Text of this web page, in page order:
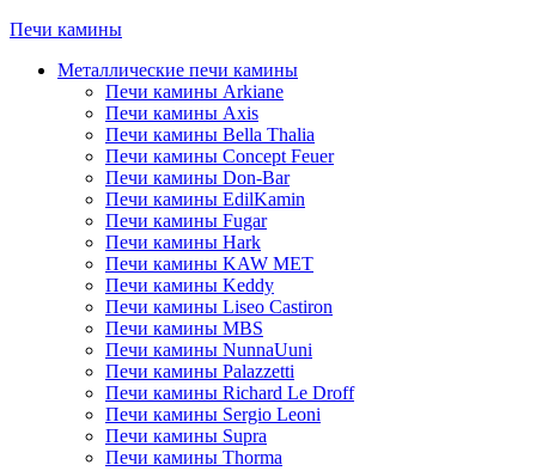
Печи камины
Металлические печи камины
Печи камины Arkiane
Печи камины Axis
Печи камины Bella Thalia
Печи камины Concept Feuer
Печи камины Don-Bar
Печи камины EdilKamin
Печи камины Fugar
Печи камины Hark
Печи камины KAW MET
Печи камины Keddy
Печи камины Liseo Castiron
Печи камины MBS
Печи камины NunnaUuni
Печи камины Palazzetti
Печи камины Richard Le Droff
Печи камины Sergio Leoni
Печи камины Supra
Печи камины Thorma